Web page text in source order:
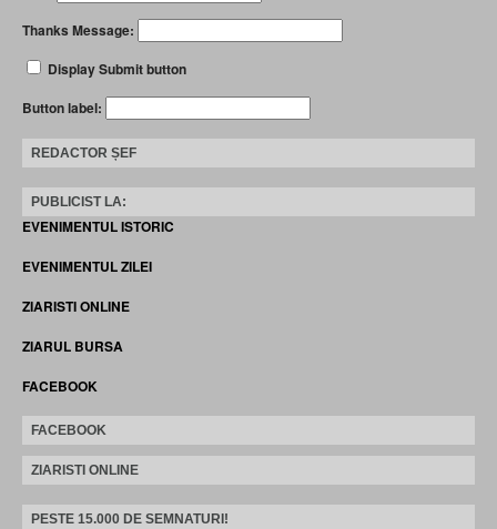
Thanks Message:
Display Submit button
Button label:
REDACTOR ȘEF
PUBLICIST LA:
EVENIMENTUL ISTORIC
EVENIMENTUL ZILEI
ZIARISTI ONLINE
ZIARUL BURSA
FACEBOOK
FACEBOOK
ZIARISTI ONLINE
PESTE 15.000 DE SEMNATURI!